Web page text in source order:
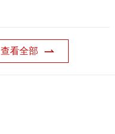
查看全部